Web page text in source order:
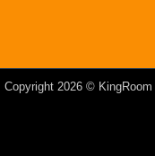
Copyright 2026 © KingRoom